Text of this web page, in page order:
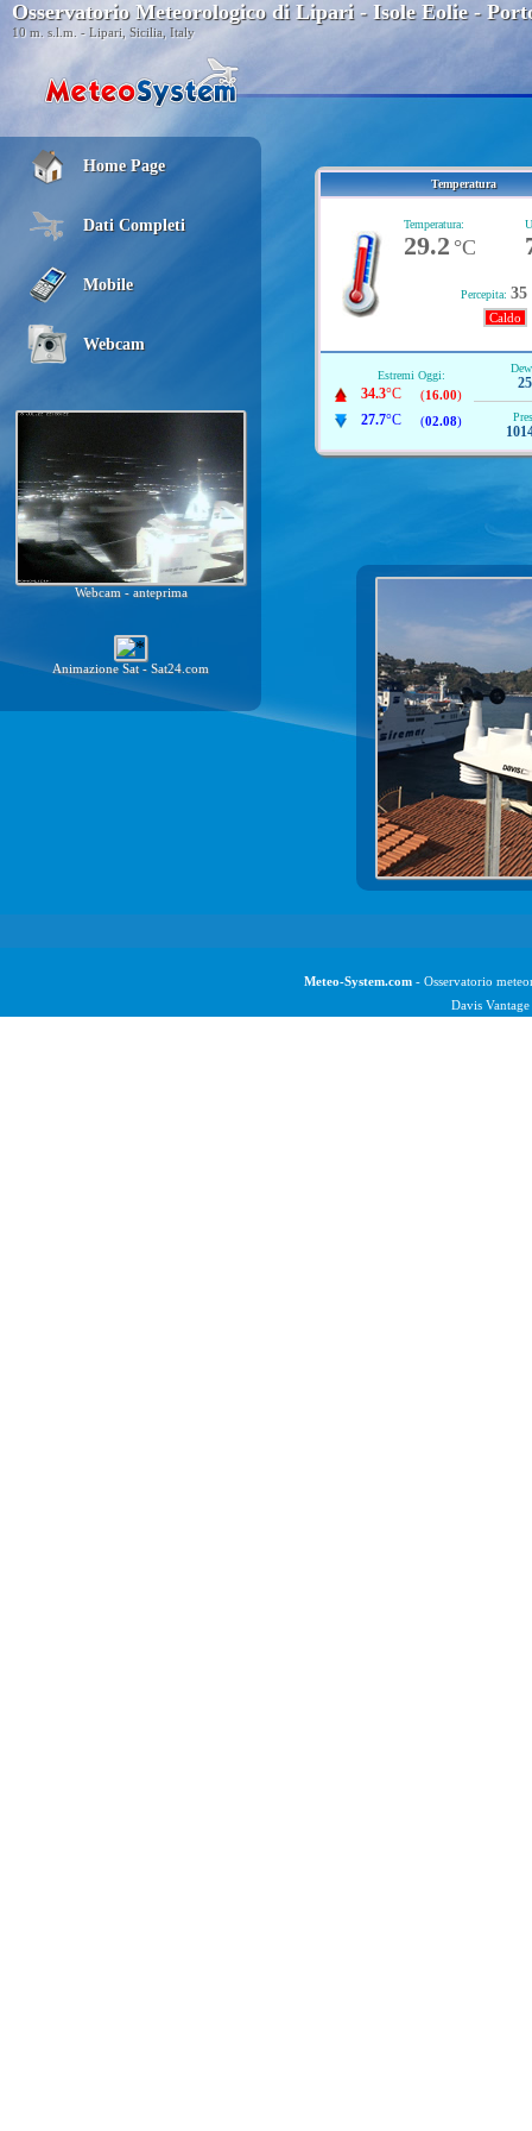
Osservatorio Meteorologico di Lipari - Isole Eolie -
10 m. s.l.m. - Lipari, Sicilia, Italy
Home Page
Dati Completi
Mobile
Webcam
Webcam - anteprima
Animazione Sat - Sat24.com
Temperatura
Temperatura:
29.2 °C
Percepita: 35
Caldo
Estremi Oggi:
34.3°C (16.00)
27.7°C (02.08)
Meteo-System.com- Osservatorio
Davis